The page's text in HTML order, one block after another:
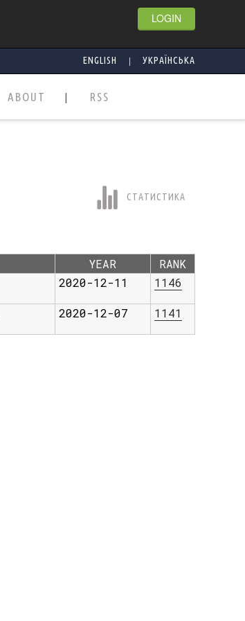
LOGIN
ENGLISH | УКРАЇНСЬКА
ABOUT RSS
СТАТИСТИКА
YEAR
RANK
2020-12-11 1146
2020-12-07 1141